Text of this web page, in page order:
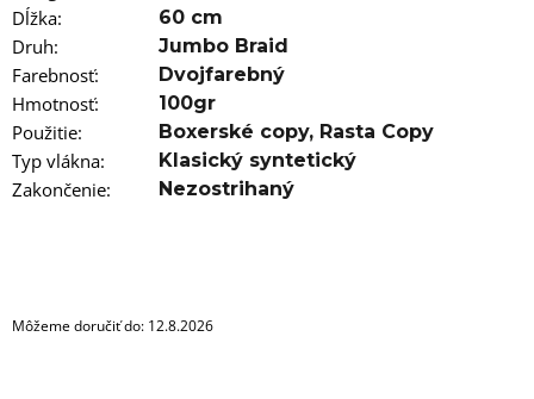
Dĺžka: 60 cm
Druh: Jumbo Braid
Farebnosť: Dvojfarebný
Hmotnosť: 100gr
Použitie: Boxerské copy, Rasta Copy
Typ vlákna: Klasický syntetický
Zakončenie: Nezostrihaný
Môžeme doručiť do: 12.8.2026
m
e
100%
EZ
KANEKALON
FR-
11
BLACK/D-